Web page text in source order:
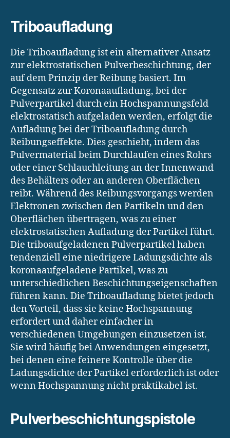
Triboaufladung
Die Triboaufladung ist ein alternativer Ansatz
zur elektrostatischen Pulverbeschichtung, der
auf dem Prinzip der Reibung basiert. Im
Gegensatz zur Koronaaufladung, bei der
Pulverpartikel durch ein Hochspannungsfeld
elektrostatisch aufgeladen werden, erfolgt die
Aufladung bei der Triboaufladung durch
Reibungseffekte. Dies geschieht, indem das
Pulvermaterial beim Durchlaufen eines Rohrs
oder einer Schlauchleitung an der Innenwand
des Behälters oder an anderen Oberflächen
reibt. Während des Reibungsvorgangs werden
Elektronen zwischen den Partikeln und den
Oberflächen übertragen, was zu einer
elektrostatischen Aufladung der Partikel führt.
Die triboaufgeladenen Pulverpartikel haben
tendenziell eine niedrigere Ladungsdichte als
koronaaufgeladene Partikel, was zu
unterschiedlichen Beschichtungseigenschaften
führen kann. Die Triboaufladung bietet jedoch
den Vorteil, dass sie keine Hochspannung
erfordert und daher einfacher in
verschiedenen Umgebungen einzusetzen ist.
Sie wird häufig bei Anwendungen eingesetzt,
bei denen eine feinere Kontrolle über die
Ladungsdichte der Partikel erforderlich ist oder
wenn Hochspannung nicht praktikabel ist.
Pulverbeschichtungspistole